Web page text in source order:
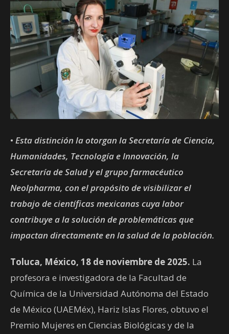
• Esta distinción la otorgan la Secretaría de Ciencia,
Humanidades, Tecnología e Innovación, la
Secretaría de Salud y el grupo farmacéutico
Neolpharma, con el propósito de visibilizar el
trabajo de científicas mexicanas cuya labor
contribuye a la solución de problemáticas que
impactan directamente en la salud de la población.
Toluca, México, 18 de noviembre de 2025. La
profesora e investigadora de la Facultad de
Química de la Universidad Autónoma del Estado
de México (UAEMéx), Hariz Islas Flores, obtuvo el
Premio Mujeres en Ciencias Biológicas y de la